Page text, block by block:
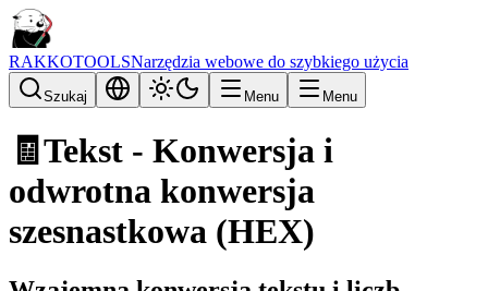
RAKKOTOOLSNarzędzia webowe do szybkiego użycia
Szukaj Menu Menu
🧾 Tekst - Konwersja i
odwrotna konwersja
szesnastkowa (HEX)